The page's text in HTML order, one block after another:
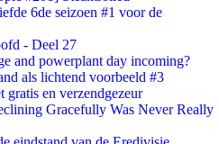
6de seizoen #1 voor de
- Deel 27
and powerplant day incoming?
als lichtend voorbeeld #3
en verzendgezeur
Gracefully Was Never Really